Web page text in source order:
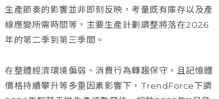
生產節奏的影響並非即刻反映，考量既有庫存以及產
線應變所需時間等，主要生產計劃調整將落在2026
年的第二季到第三季間。
在整體經濟環境偏弱、消費行為轉趨保守，且記憶體
價格持續攀升等多重因素影響下，TrendForce下調